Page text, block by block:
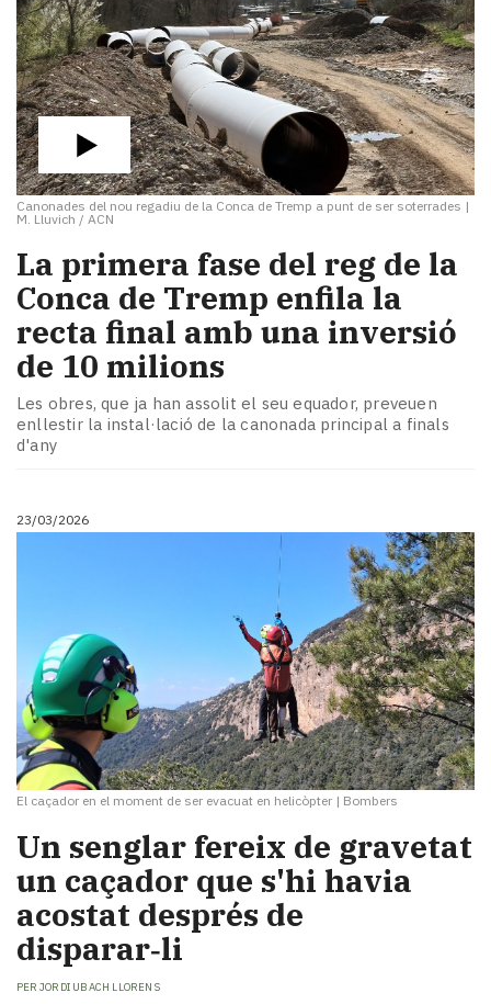
Canonades del nou regadiu de la Conca de Tremp a punt de ser soterrades |
M. Lluvich / ACN
La primera fase del reg de la
Conca de Tremp enfila la
recta final amb una inversió
de 10 milions
Les obres, que ja han assolit el seu equador, preveuen
enllestir la instal·lació de la canonada principal a finals
d'any
23/03/2026
El caçador en el moment de ser evacuat en helicòpter | Bombers
Un senglar fereix de gravetat
un caçador que s'hi havia
acostat després de
disparar‑li
PER JORDI UBACH LLORENS